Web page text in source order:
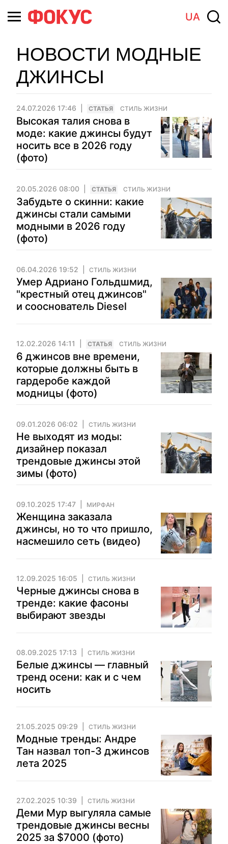
UA
НОВОСТИ МОДНЫЕ
ДЖИНСЫ
24.07.2026 17:46 CТАТЬЯ СТИЛЬ ЖИЗНИ
Высокая талия снова в
моде: какие джинсы будут
носить все в 2026 году
(фото)
20.05.2026 08:00 CТАТЬЯ СТИЛЬ ЖИЗНИ
Забудьте о скинни: какие
джинсы стали самыми
модными в 2026 году
(фото)
06.04.2026 19:52 СТИЛЬ ЖИЗНИ
Умер Адриано Гольдшмид,
"крестный отец джинсов"
и сооснователь Diesel
12.02.2026 14:11 CТАТЬЯ СТИЛЬ ЖИЗНИ
6 джинсов вне времени,
которые должны быть в
гардеробе каждой
модницы (фото)
09.01.2026 06:02 СТИЛЬ ЖИЗНИ
Не выходят из моды:
дизайнер показал
трендовые джинсы этой
зимы (фото)
09.10.2025 17:47 МИРФАН
Женщина заказала
джинсы, но то что пришло,
насмешило сеть (видео)
12.09.2025 16:05 СТИЛЬ ЖИЗНИ
Черные джинсы снова в
тренде: какие фасоны
выбирают звезды
08.09.2025 17:13 СТИЛЬ ЖИЗНИ
Белые джинсы — главный
тренд осени: как и с чем
носить
21.05.2025 09:29 СТИЛЬ ЖИЗНИ
Модные тренды: Андре
Тан назвал топ-3 джинсов
лета 2025
27.02.2025 10:39 СТИЛЬ ЖИЗНИ
Деми Мур выгуляла самые
трендовые джинсы весны
2025 за $7000 (фото)